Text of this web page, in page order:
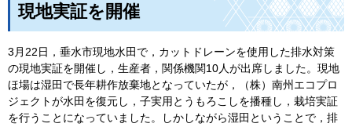
現地実証を開催
3月22日，垂水市現地水田で，カットドレーンを使用した排水対策
の現地実証を開催し，生産者，関係機関10人が出席しました。現地
ほ場は湿田で長年耕作放棄地となっていたが，（株）南州エコプロ
ジェクトが水田を復元し，子実用とうもろこしを播種し，栽培実証
を行うことになっていました。しかしながら湿田ということで，排